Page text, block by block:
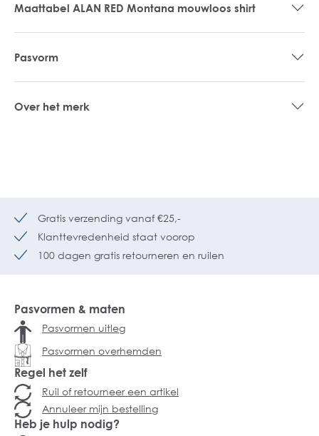
Maattabel ALAN RED Montana mouwloos shirt
Pasvorm
Over het merk
Gratis verzending vanaf €25,-
Klanttevredenheid staat voorop
100 dagen gratis retourneren en ruilen
Pasvormen & maten
Pasvormen uitleg
Pasvormen overhemden
Regel het zelf
Ruil of retourneer een artikel
Annuleer mijn bestelling
Heb je hulp nodig?